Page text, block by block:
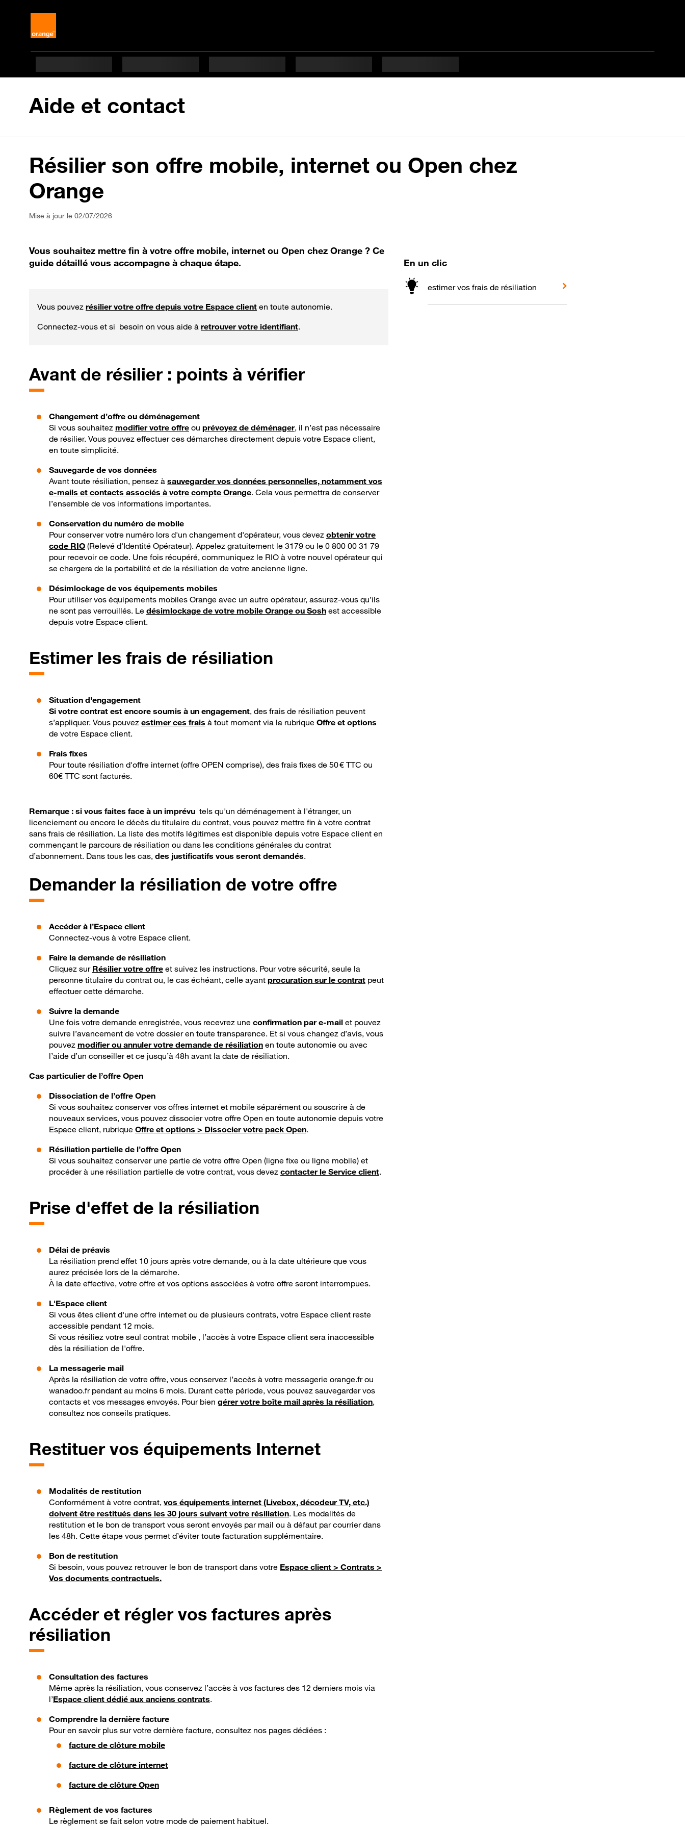
Aide et contact
Résilier son offre mobile, internet ou Open chez
Orange
Mise à jour le 02/07/2026
Vous souhaitez mettre fin à votre offre mobile, internet ou Open chez Orange ? Ce
guide détaillé vous accompagne à chaque étape.
Vous pouvez résilier votre offre depuis votre Espace client en toute autonomie.
Connectez-vous et si besoin on vous aide à retrouver votre identifiant.
En un clic
estimer vos frais de résiliation
Avant de résilier : points à vérifier
Changement d’offre ou déménagement
Si vous souhaitez modifier votre offre ou prévoyez de déménager, il n’est pas nécessaire
de résilier. Vous pouvez effectuer ces démarches directement depuis votre Espace client,
en toute simplicité.
Sauvegarde de vos données
Avant toute résiliation, pensez à sauvegarder vos données personnelles, notamment vos
e-mails et contacts associés à votre compte Orange. Cela vous permettra de conserver
l’ensemble de vos informations importantes.
Conservation du numéro de mobile
Pour conserver votre numéro lors d'un changement d'opérateur, vous devez obtenir votre
code RIO (Relevé d'Identité Opérateur). Appelez gratuitement le 3179 ou le 0 800 00 31 79
pour recevoir ce code. Une fois récupéré, communiquez le RIO à votre nouvel opérateur qui
se chargera de la portabilité et de la résiliation de votre ancienne ligne.
Désimlockage de vos équipements mobiles
Pour utiliser vos équipements mobiles Orange avec un autre opérateur, assurez-vous qu’ils
ne sont pas verrouillés. Le désimlockage de votre mobile Orange ou Sosh est accessible
depuis votre Espace client.
Estimer les frais de résiliation
Situation d'engagement
Si votre contrat est encore soumis à un engagement, des frais de résiliation peuvent
s’appliquer. Vous pouvez estimer ces frais à tout moment via la rubrique Offre et options
de votre Espace client.
Frais fixes
Pour toute résiliation d'offre internet (offre OPEN comprise), des frais fixes de 50 € TTC ou
60€ TTC sont facturés.
Remarque : si vous faites face à un imprévu tels qu'un déménagement à l'étranger, un
licenciement ou encore le décès du titulaire du contrat, vous pouvez mettre fin à votre contrat
sans frais de résiliation. La liste des motifs légitimes est disponible depuis votre Espace client en
commençant le parcours de résiliation ou dans les conditions générales du contrat
d’abonnement. Dans tous les cas, des justificatifs vous seront demandés.
Demander la résiliation de votre offre
Accéder à l’Espace client
Connectez-vous à votre Espace client.
Faire la demande de résiliation
Cliquez sur Résilier votre offre et suivez les instructions. Pour votre sécurité, seule la
personne titulaire du contrat ou, le cas échéant, celle ayant procuration sur le contrat peut
effectuer cette démarche.
Suivre la demande
Une fois votre demande enregistrée, vous recevrez une confirmation par e-mail et pouvez
suivre l’avancement de votre dossier en toute transparence. Et si vous changez d’avis, vous
pouvez modifier ou annuler votre demande de résiliation en toute autonomie ou avec
l’aide d’un conseiller et ce jusqu’à 48h avant la date de résiliation.
Cas particulier de l’offre Open
Dissociation de l’offre Open
Si vous souhaitez conserver vos offres internet et mobile séparément ou souscrire à de
nouveaux services, vous pouvez dissocier votre offre Open en toute autonomie depuis votre
Espace client, rubrique Offre et options > Dissocier votre pack Open.
Résiliation partielle de l’offre Open
Si vous souhaitez conserver une partie de votre offre Open (ligne fixe ou ligne mobile) et
procéder à une résiliation partielle de votre contrat, vous devez contacter le Service client.
Prise d'effet de la résiliation
Délai de préavis
La résiliation prend effet 10 jours après votre demande, ou à la date ultérieure que vous
aurez précisée lors de la démarche.
À la date effective, votre offre et vos options associées à votre offre seront interrompues.
L'Espace client
Si vous êtes client d'une offre internet ou de plusieurs contrats, votre Espace client reste
accessible pendant 12 mois.
Si vous résiliez votre seul contrat mobile , l’accès à votre Espace client sera inaccessible
dès la résiliation de l'offre.
La messagerie mail
Après la résiliation de votre offre, vous conservez l’accès à votre messagerie orange.fr ou
wanadoo.fr pendant au moins 6 mois. Durant cette période, vous pouvez sauvegarder vos
contacts et vos messages envoyés. Pour bien gérer votre boîte mail après la résiliation,
consultez nos conseils pratiques.
Restituer vos équipements Internet
Modalités de restitution
Conformément à votre contrat, vos équipements internet (Livebox, décodeur TV, etc.)
doivent être restitués dans les 30 jours suivant votre résiliation. Les modalités de
restitution et le bon de transport vous seront envoyés par mail ou à défaut par courrier dans
les 48h. Cette étape vous permet d’éviter toute facturation supplémentaire.
Bon de restitution
Si besoin, vous pouvez retrouver le bon de transport dans votre Espace client > Contrats >
Vos documents contractuels.
Accéder et régler vos factures après
résiliation
Consultation des factures
Même après la résiliation, vous conservez l’accès à vos factures des 12 derniers mois via
l’Espace client dédié aux anciens contrats.
Comprendre la dernière facture
Pour en savoir plus sur votre dernière facture, consultez nos pages dédiées :
facture de clôture mobile
facture de clôture internet
facture de clôture Open
Règlement de vos factures
Le règlement se fait selon votre mode de paiement habituel.